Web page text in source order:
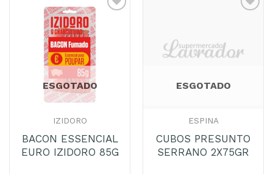
Adicionar
Favoritos
ESGOTADO
IZIDORO
BACON ESSENCIAL
EURO IZIDORO 85G
Favoritos
ESGOTADO
ESPINA
CUBOS PRESUNTO
SERRANO 2X75GR